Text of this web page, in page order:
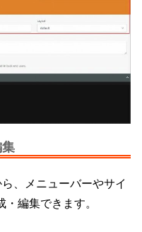
、メニューバーやサイ
編集できます。